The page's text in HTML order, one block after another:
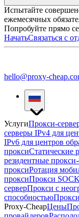
Испытайте
ежемесячных
Попробуйте прямо
НачатьСвязаться с
hello@proxy-
УслугиПрокси-
серверы IPv4 для
IPv6 для центров
проксиСтатические
резидентные
проксиРотация
проксиПрокси
серверПрокси с
способностью
Proxy-CheapЦены